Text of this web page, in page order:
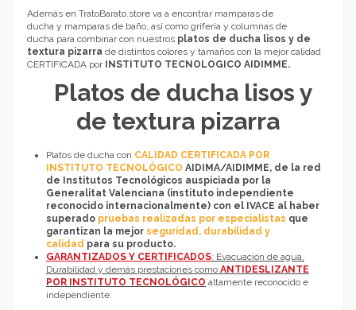
Además en TratoBarato.store va a encontrar mamparas de
ducha y mamparas de baño, así como grifería y columnas de
ducha para combinar con nuestros platos de ducha lisos y de
textura pizarra de distintos colores y tamaños con la mejor calidad
CERTIFICADA por INSTITUTO TECNOLOGICO AIDIMME.
Platos de ducha lisos y
de textura pizarra
Platos de ducha con CALIDAD CERTIFICADA POR
INSTITUTO TECNOLÓGICO AIDIMA/AIDIMME, de la red
de Institutos Tecnológicos auspiciada por la
Generalitat Valenciana (instituto independiente
reconocido internacionalmente) con el IVACE al haber
superado pruebas realizadas por especialistas que
garantizan la mejor seguridad, durabilidad y
calidad para su producto.
GARANTIZADOS Y CERTIFICADOS: Evacuación de agua,
Durabilidad y demás prestaciones como ANTIDESLIZANTE
POR INSTITUTO TECNOLÓGICO altamente reconocido e
independiente.